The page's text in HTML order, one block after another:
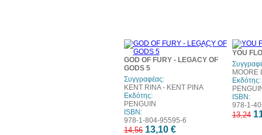
10%
GOD OF FURY - LEGACY OF
GODS 5
Συγγραφέας:
KENT RINA - ΚΕΝΤ ΡΙΝΑ
Εκδότης:
PENGUIN
ISBN:
978-1-804-95595-6
14,56 13,10 €
YOU
Εκδότης:
ISBN:
978-1-
13,24